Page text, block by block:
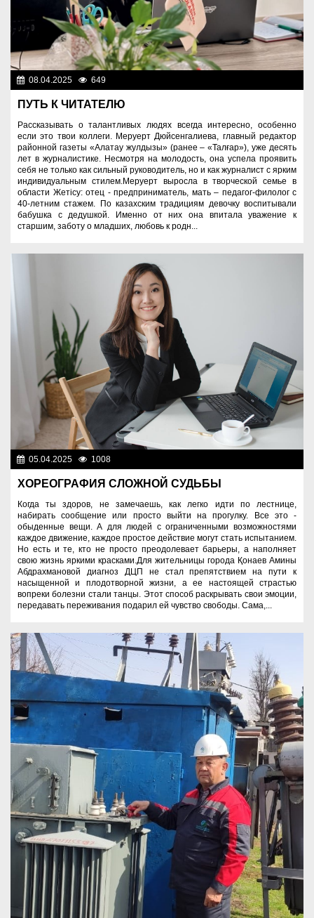
08.04.2025 649
ПУТЬ К ЧИТАТЕЛЮ
Рассказывать о талантливых людях всегда интересно, особенно
если это твои коллеги. Меруерт Дюйсенгалиева, главный редактор
районной газеты «Алатау жулдызы» (ранее – «Талғар»), уже десять
лет в журналистике. Несмотря на молодость, она успела проявить
себя не только как сильный руководитель, но и как журналист с ярким
индивидуальным стилем.Меруерт выросла в творческой семье в
области Жетiсу: отец - предприниматель, мать – педагог-филолог с
40-летним стажем. По казахским традициям девочку воспитывали
бабушка с дедушкой. Именно от них она впитала уважение к
старшим, заботу о младших, любовь к родн...
05.04.2025 1008
ХОРЕОГРАФИЯ СЛОЖНОЙ СУДЬБЫ
Когда ты здоров, не замечаешь, как легко идти по лестнице,
набирать сообщение или просто выйти на прогулку. Все это -
обыденные вещи. А для людей с ограниченными возможностями
каждое движение, каждое простое действие могут стать испытанием.
Но есть и те, кто не просто преодолевает барьеры, а наполняет
свою жизнь яркими красками.Для жительницы города Қонаев Амины
Абдрахмановой диагноз ДЦП не стал препятствием на пути к
насыщенной и плодотворной жизни, а ее настоящей страстью
вопреки болезни стали танцы. Этот способ раскрывать свои эмоции,
передавать переживания подарил ей чувство свободы. Сама,...